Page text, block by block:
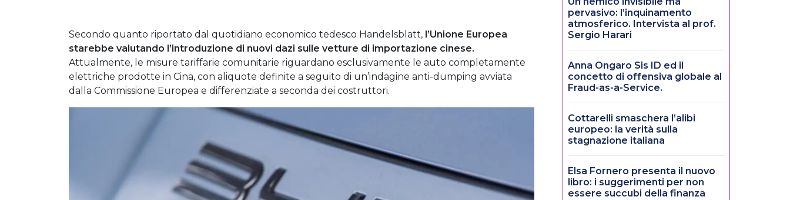
Secondo quanto riportato dal quotidiano economico tedesco Handelsblatt, l’Unione Europea
starebbe valutando l’introduzione di nuovi dazi sulle vetture di importazione cinese.
Attualmente, le misure tariffarie comunitarie riguardano esclusivamente le auto completamente
elettriche prodotte in Cina, con aliquote definite a seguito di un’indagine anti-dumping avviata
dalla Commissione Europea e differenziate a seconda dei costruttori.
pervasivo: l’inquinamento
atmosferico. Intervista al prof.
Sergio Harari
Anna Ongaro Sis ID ed il
concetto di offensiva globale al
Fraud-as-a-Service.
Cottarelli smaschera l’alibi
europeo: la verità sulla
stagnazione italiana
Elsa Fornero presenta il nuovo
libro: i suggerimenti per non
essere succubi della finanza